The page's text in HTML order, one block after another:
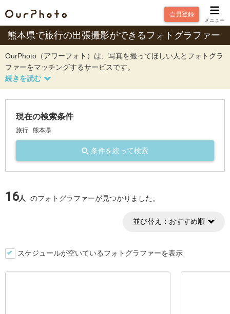
会員登録
メニュー
熊本県で旅行の出張撮影ができるフォトグラファー
OurPhoto（アワーフォト）は、写真を撮ってほしい人とフォトグラ
ファーをマッチングするサービスです。
現在の検索条件
旅行 熊本県
条件を絞って検索
16人 のフォトグラファーが見つかりました。
並び替え： おすすめ順
スケジュールが空いているフォトグラファーを表示